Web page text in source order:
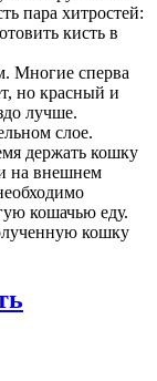
пара хитростей:
кисть в
Многие сперва
но красный и
лучше.
слое.
держать кошку
на внешнем
кошачью еду.
кошку